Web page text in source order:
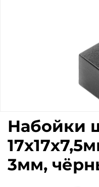
Набойки
3мм,